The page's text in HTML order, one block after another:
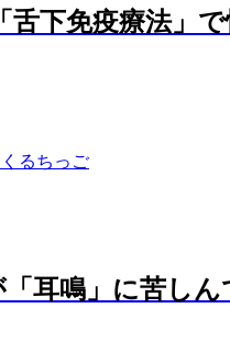
下免疫療法」で
るちっご
耳鳴」に苦しん